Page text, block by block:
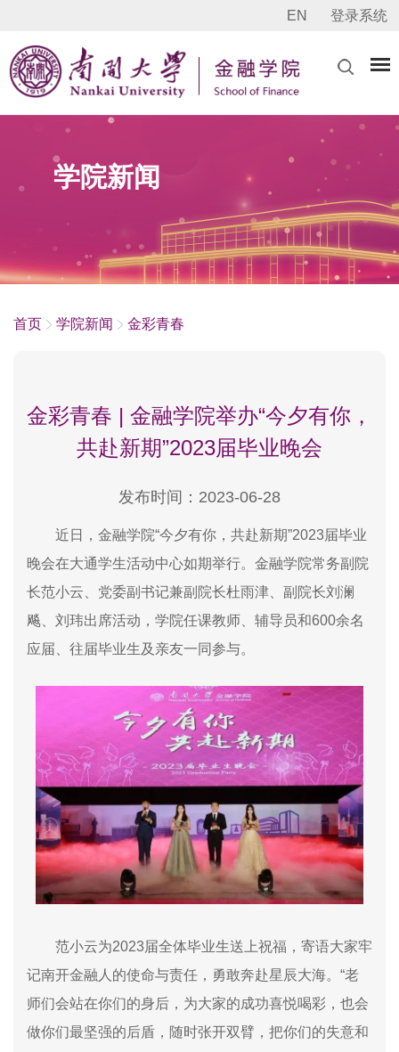
EN 登录系统
学院新闻
首页 学院新闻 金彩青春
金彩青春 | 金融学院举办“今夕有你，
共赴新期”2023届毕业晚会
发布时间：2023-06-28
近日，金融学院“今夕有你，共赴新期”2023届毕业
晚会在大通学生活动中心如期举行。金融学院常务副院
长范小云、党委副书记兼副院长杜雨津、副院长刘澜
飚、刘玮出席活动，学院任课教师、辅导员和600余名
应届、往届毕业生及亲友一同参与。
范小云为2023届全体毕业生送上祝福，寄语大家牢
记南开金融人的使命与责任，勇敢奔赴星辰大海。“老
师们会站在你们的身后，为大家的成功喜悦喝彩，也会
做你们最坚强的后盾，随时张开双臂，把你们的失意和